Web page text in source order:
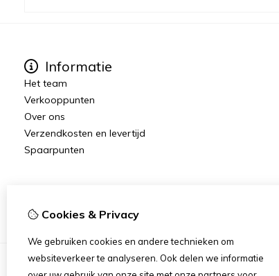
Informatie
Het team
Verkooppunten
Over ons
Verzendkosten en levertijd
Spaarpunten
Cookies & Privacy
We gebruiken cookies en andere technieken om
websiteverkeer te analyseren. Ook delen we informatie